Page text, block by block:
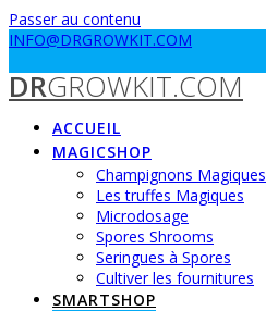
Passer au contenu
INFO@DRGROWKIT.COM
DRGROWKIT.COM
ACCUEIL
MAGICSHOP
Champignons Magiques
Les truffes Magiques
Microdosage
Spores Shrooms
Seringues à Spores
Cultiver les fournitures
SMARTSHOP